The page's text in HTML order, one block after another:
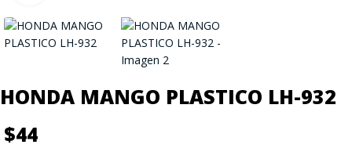
HONDA MANGO PLASTICO LH-932
$44